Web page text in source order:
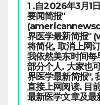
1 .自2026年3月1
要闻简报"
界医学最新简报
将简化, 取消上网
我依然美东时间
部分个人. 大家也
界医学最新简报",
直接上网阅读. 目
最新医学文章及最